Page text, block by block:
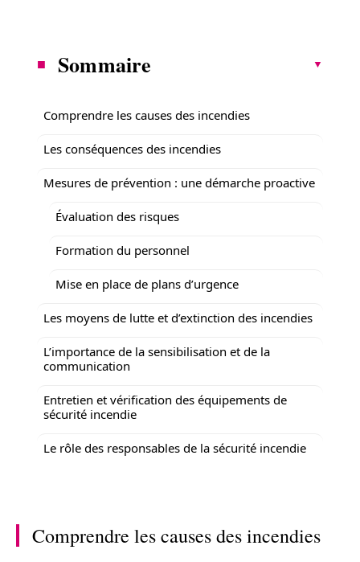
Sommaire
Comprendre les causes des incendies
Les conséquences des incendies
Mesures de prévention : une démarche proactive
Évaluation des risques
Formation du personnel
Mise en place de plans d’urgence
Les moyens de lutte et d’extinction des incendies
L’importance de la sensibilisation et de la
communication
Entretien et vérification des équipements de
sécurité incendie
Le rôle des responsables de la sécurité incendie
Comprendre les causes des incendies